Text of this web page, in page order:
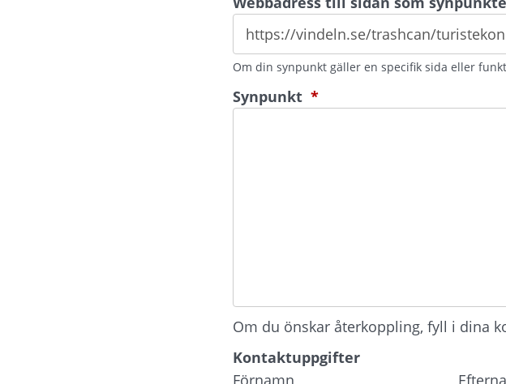
Om din synpunkt gäller en specifik sida eller
Synpunkt *(obligatorisk)
Om du önskar återkoppling, fyll i dina
Kontaktuppgifter
Kontaktuppgifter
Förnamn